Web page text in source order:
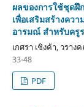
ผลของการใช้ชุดฝึ
เพื่อเสริมสร้างคว
อารมณ์ สำหรับครู
เกศรา เชิงค้า, วรา
33-48
PDF